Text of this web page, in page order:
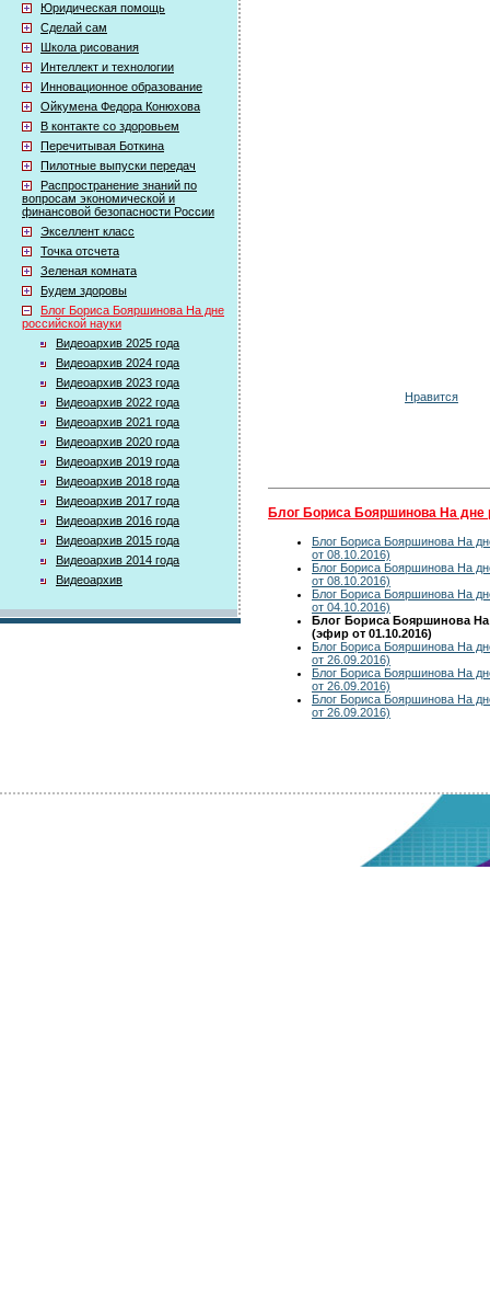
Юридическая помощь
Сделай сам
Школа рисования
Интеллект и технологии
Инновационное образование
Ойкумена Федора Конюхова
В контакте со здоровьем
Перечитывая Боткина
Пилотные выпуски передач
Распространение знаний по
вопросам экономической и
финансовой безопасности России
Экселлент класс
Точка отсчета
Зеленая комната
Будем здоровы
Блог Бориса Бояршинова На дне
российской науки
Видеоархив 2025 года
Видеоархив 2024 года
Видеоархив 2023 года
Видеоархив 2022 года
Видеоархив 2021 года
Видеоархив 2020 года
Видеоархив 2019 года
Видеоархив 2018 года
Видеоархив 2017 года
Видеоархив 2016 года
Видеоархив 2015 года
Видеоархив 2014 года
Видеоархив
Нравится
Блог Бориса Бояршинова На дне
Блог Бориса Бояршинова На
от 08.10.2016)
Блог Бориса Бояршинова На
от 08.10.2016)
Блог Бориса Бояршинова На
от 04.10.2016)
Блог Бориса Бояршинова На
(эфир от 01.10.2016)
Блог Бориса Бояршинова На
от 26.09.2016)
Блог Бориса Бояршинова На
от 26.09.2016)
Блог Бориса Бояршинова На
от 26.09.2016)